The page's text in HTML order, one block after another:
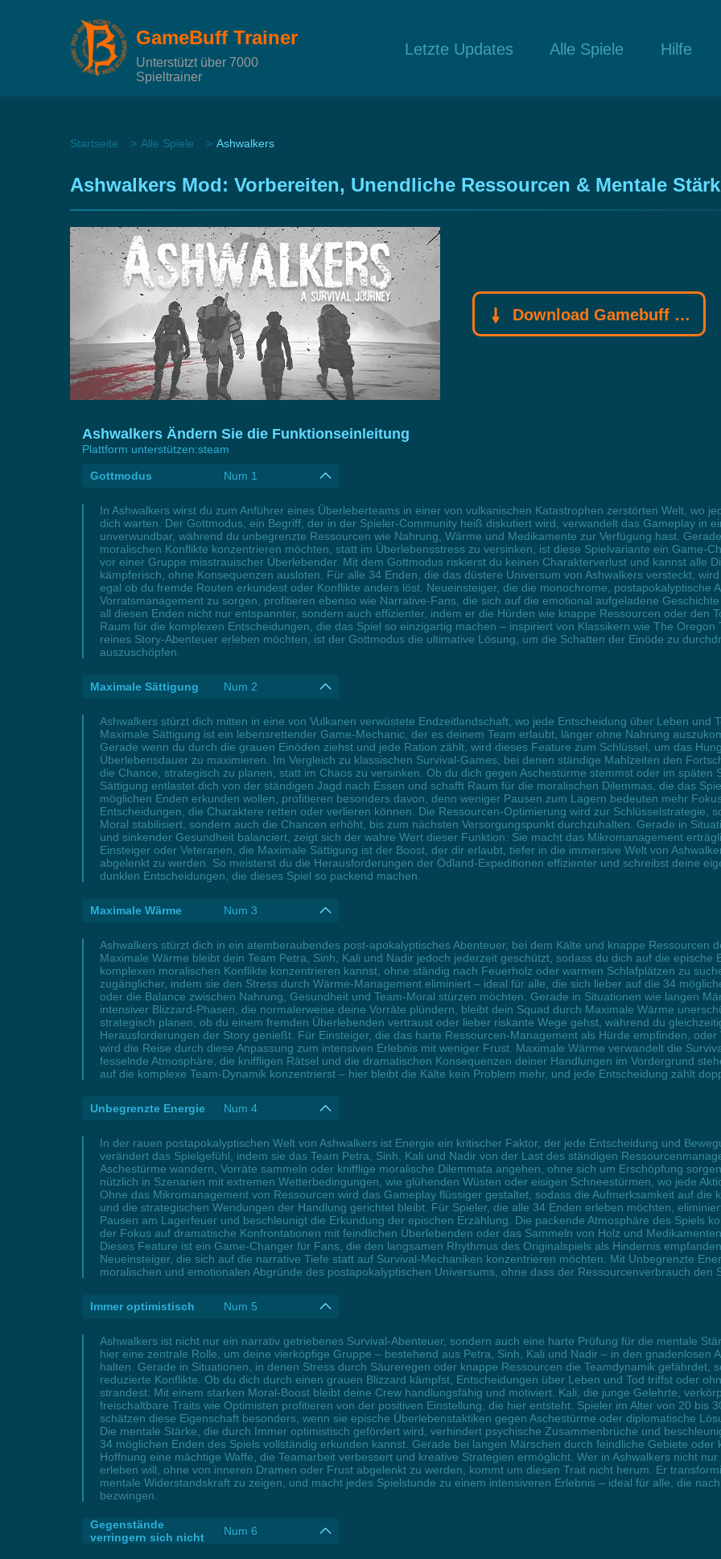
GameBuff Trainer
Unterstützt über 7000
Spieltrainer
Letzte Updates Alle Spiele Hilfe
Startseite Alle Spiele Ashwalkers
Ashwalkers Mod: Vorbereiten, Unendliche Ressourcen & Mentale
Download Gamebuff Trainer
Ashwalkers Ändern Sie die Funktionseinleitung
Plattform unterstützen:steam
Gottmodus Num 1
In Ashwalkers wirst du zum Anführer eines Überleberteams in einer von vulkanischen Katastrophen zerstörten Welt, wo
dich warten. Der Gottmodus, ein Begriff, der in der Spieler-Community heiß diskutiert wird, verwandelt das Gameplay in
unverwundbar, während du unbegrenzte Ressourcen wie Nahrung, Wärme und Medikamente zur Verfügung hast.
moralischen Konflikte konzentrieren möchten, statt im Überlebensstress zu versinken, ist diese Spielvariante ein Game-
vor einer Gruppe misstrauischer Überlebender. Mit dem Gottmodus riskierst du keinen Charakterverlust und kannst alle
kämpferisch, ohne Konsequenzen ausloten. Für alle 34 Enden, die das düstere Universum von Ashwalkers versteckt,
egal ob du fremde Routen erkundest oder Konflikte anders löst. Neueinsteiger, die die monochrome, postapokalyptische
Vorratsmanagement zu sorgen, profitieren ebenso wie Narrative-Fans, die sich auf die emotional aufgeladene
all diesen Enden nicht nur entspannter, sondern auch effizienter, indem er die Hürden wie knappe Ressourcen oder den
Raum für die komplexen Entscheidungen, die das Spiel so einzigartig machen – inspiriert von Klassikern wie The
reines Story-Abenteuer erleben möchten, ist der Gottmodus die ultimative Lösung, um die Schatten der Einöde zu
auszuschöpfen.
Maximale Sättigung Num 2
Ashwalkers stürzt dich mitten in eine von Vulkanen verwüstete Endzeitlandschaft, wo jede Entscheidung über Leben und
Maximale Sättigung ist ein lebensrettender Game-Mechanic, der es deinem Team erlaubt, länger ohne Nahrung
Gerade wenn du durch die grauen Einöden ziehst und jede Ration zählt, wird dieses Feature zum Schlüssel, um das
Überlebensdauer zu maximieren. Im Vergleich zu klassischen Survival-Games, bei denen ständige Mahlzeiten den
die Chance, strategisch zu planen, statt im Chaos zu versinken. Ob du dich gegen Aschestürme stemmst oder im späten
Sättigung entlastet dich von der ständigen Jagd nach Essen und schafft Raum für die moralischen Dilemmas, die das
möglichen Enden erkunden wollen, profitieren besonders davon, denn weniger Pausen zum Lagern bedeuten mehr
Entscheidungen, die Charaktere retten oder verlieren können. Die Ressourcen-Optimierung wird zur Schlüsselstrategie,
Moral stabilisiert, sondern auch die Chancen erhöht, bis zum nächsten Versorgungspunkt durchzuhalten. Gerade in
und sinkender Gesundheit balanciert, zeigt sich der wahre Wert dieser Funktion: Sie macht das Mikromanagement
Einsteiger oder Veteranen, die Maximale Sättigung ist der Boost, der dir erlaubt, tiefer in die immersive Welt von
abgelenkt zu werden. So meisterst du die Herausforderungen der Ödland-Expeditionen effizienter und schreibst deine
dunklen Entscheidungen, die dieses Spiel so packend machen.
Maximale Wärme Num 3
Ashwalkers stürzt dich in ein atemberaubendes post-apokalyptisches Abenteuer, bei dem Kälte und knappe Ressourcen
Maximale Wärme bleibt dein Team Petra, Sinh, Kali und Nadir jedoch jederzeit geschützt, sodass du dich auf die
komplexen moralischen Konflikte konzentrieren kannst, ohne ständig nach Feuerholz oder warmen Schlafplätzen zu
zugänglicher, indem sie den Stress durch Wärme-Management eliminiert – ideal für alle, die sich lieber auf die 34
oder die Balance zwischen Nahrung, Gesundheit und Team-Moral stürzen möchten. Gerade in Situationen wie langen
intensiver Blizzard-Phasen, die normalerweise deine Vorräte plündern, bleibt dein Squad durch Maximale Wärme
strategisch planen, ob du einem fremden Überlebenden vertraust oder lieber riskante Wege gehst, während du
Herausforderungen der Story genießt. Für Einsteiger, die das harte Ressourcen-Management als Hürde empfinden,
wird die Reise durch diese Anpassung zum intensiven Erlebnis mit weniger Frust. Maximale Wärme verwandelt die
fesselnde Atmosphäre, die kniffligen Rätsel und die dramatischen Konsequenzen deiner Handlungen im Vordergrund
auf die komplexe Team-Dynamik konzentrierst – hier bleibt die Kälte kein Problem mehr, und jede Entscheidung zählt
Unbegrenzte Energie Num 4
In der rauen postapokalyptischen Welt von Ashwalkers ist Energie ein kritischer Faktor, der jede Entscheidung und
verändert das Spielgefühl, indem sie das Team Petra, Sinh, Kali und Nadir von der Last des ständigen
Aschestürme wandern, Vorräte sammeln oder knifflige moralische Dilemmata angehen, ohne sich um Erschöpfung
nützlich in Szenarien mit extremen Wetterbedingungen, wie glühenden Wüsten oder eisigen Schneestürmen, wo jede
Ohne das Mikromanagement von Ressourcen wird das Gameplay flüssiger gestaltet, sodass die Aufmerksamkeit auf die
und die strategischen Wendungen der Handlung gerichtet bleibt. Für Spieler, die alle 34 Enden erleben möchten,
Pausen am Lagerfeuer und beschleunigt die Erkundung der epischen Erzählung. Die packende Atmosphäre des Spiels
der Fokus auf dramatische Konfrontationen mit feindlichen Überlebenden oder das Sammeln von Holz und
Dieses Feature ist ein Game-Changer für Fans, die den langsamen Rhythmus des Originalspiels als Hindernis
Neueinsteiger, die sich auf die narrative Tiefe statt auf Survival-Mechaniken konzentrieren möchten. Mit Unbegrenzte
moralischen und emotionalen Abgründe des postapokalyptischen Universums, ohne dass der Ressourcenverbrauch den
Immer optimistisch Num 5
Ashwalkers ist nicht nur ein narrativ getriebenes Survival-Abenteuer, sondern auch eine harte Prüfung für die mentale
hier eine zentrale Rolle, um deine vierköpfige Gruppe – bestehend aus Petra, Sinh, Kali und Nadir – in den gnadenlosen
halten. Gerade in Situationen, in denen Stress durch Säureregen oder knappe Ressourcen die Teamdynamik gefährdet,
reduzierte Konflikte. Ob du dich durch einen grauen Blizzard kämpfst, Entscheidungen über Leben und Tod triffst oder
strandest: Mit einem starken Moral-Boost bleibt deine Crew handlungsfähig und motiviert. Kali, die junge Gelehrte,
freischaltbare Traits wie Optimisten profitieren von der positiven Einstellung, die hier entsteht. Spieler im Alter von 20 bis
schätzen diese Eigenschaft besonders, wenn sie epische Überlebenstaktiken gegen Aschestürme oder diplomatische
Die mentale Stärke, die durch Immer optimistisch gefördert wird, verhindert psychische Zusammenbrüche und
34 möglichen Enden des Spiels vollständig erkunden kannst. Gerade bei langen Märschen durch feindliche Gebiete
Hoffnung eine mächtige Waffe, die Teamarbeit verbessert und kreative Strategien ermöglicht. Wer in Ashwalkers nicht
erleben will, ohne von inneren Dramen oder Frust abgelenkt zu werden, kommt um diesen Trait nicht herum. Er
mentale Widerstandskraft zu zeigen, und macht jedes Spielstunde zu einem intensiveren Erlebnis – ideal für alle, die
bezwingen.
Gegenstände
verringern sich nicht
Num 6